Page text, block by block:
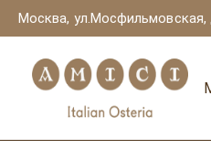
Москва, ул.Мосфильмовская,